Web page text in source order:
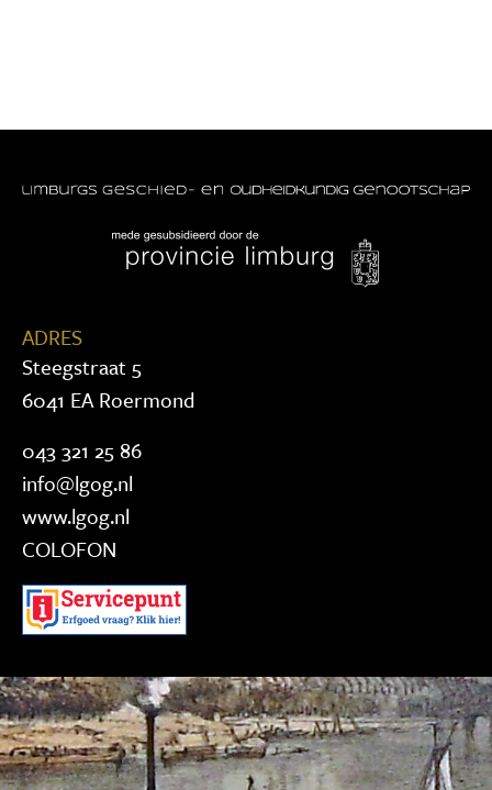
ADRES
Steegstraat 5
6041 EA Roermond
043 321 25 86
info@lgog.nl
www.lgog.nl
COLOFON